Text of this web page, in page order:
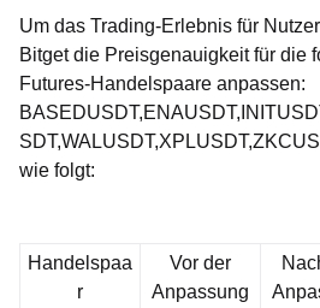
Um das Trading-Erlebnis für
Bitget die Preisgenauigkeit für die
Futures-Handelspaare anpassen:
wie folgt:
Handelspaa
r
Vor der
Anpassung